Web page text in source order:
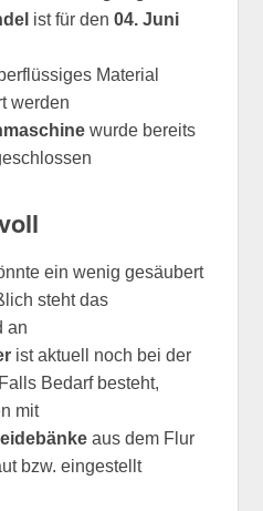
ist für den04. Juni
Material
werden
wurde bereits
ein wenig gesäubert
steht das
an
ist aktuell noch bei der
Bedarf besteht,
mit
aus dem Flur
bzw. eingestellt